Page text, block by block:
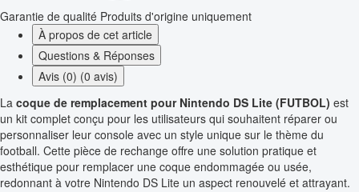
Garantie de qualité Produits d'origine uniquement
À propos de cet article
Questions & Réponses
Avis (0) (0 avis)
La coque de remplacement pour Nintendo DS Lite (FUTBOL) est
un kit complet conçu pour les utilisateurs qui souhaitent réparer ou
personnaliser leur console avec un style unique sur le thème du
football. Cette pièce de rechange offre une solution pratique et
esthétique pour remplacer une coque endommagée ou usée,
redonnant à votre Nintendo DS Lite un aspect renouvelé et attrayant.